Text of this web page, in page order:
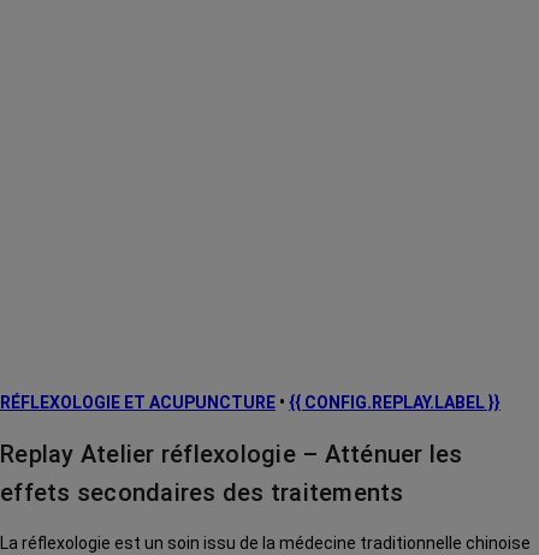
RÉFLEXOLOGIE ET ACUPUNCTURE • {{ CONFIG.REPLAY.LABEL }}
Replay Atelier réflexologie – Atténuer les
effets secondaires des traitements
La réflexologie est un soin issu de la médecine traditionnelle chinoise